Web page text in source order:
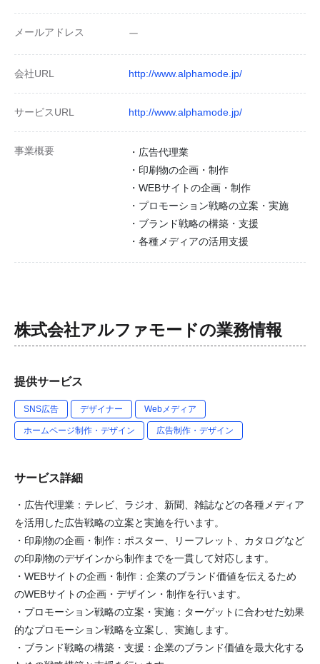
メールアドレス ー
会社URL http://www.alphamode.jp/
サービスURL http://www.alphamode.jp/
事業概要
・広告代理業
・印刷物の企画・制作
・WEBサイトの企画・制作
・プロモーション戦略の立案・実施
・ブランド戦略の構築・支援
・各種メディアの活用支援
株式会社アルファモードの業務情報
提供サービス
SNS広告 デザイナー Webメディア
ホームページ制作・デザイン 広告制作・デザイン
サービス詳細
・広告代理業：テレビ、ラジオ、新聞、雑誌などの各種メディア
を活用した広告戦略の立案と実施を行います。
・印刷物の企画・制作：ポスター、リーフレット、カタログなど
の印刷物のデザインから制作までを一貫して対応します。
・WEBサイトの企画・制作：企業のブランド価値を伝えるため
のWEBサイトの企画・デザイン・制作を行います。
・プロモーション戦略の立案・実施：ターゲットに合わせた効果
的なプロモーション戦略を立案し、実施します。
・ブランド戦略の構築・支援：企業のブランド価値を最大化する